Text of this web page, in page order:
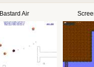
Bastard Air